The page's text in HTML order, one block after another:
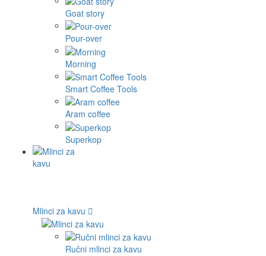
Goat story
Pour-over
Morning
Smart Coffee Tools
Aram coffee
Superkop
Mlinci za kavu
Ručni mlinci za kavu